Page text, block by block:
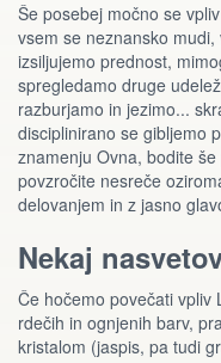
Še posebej močno se
vsem se neznansko
izsiljujemo prednost,
spregledamo druge
razburjamo in jezimo...
disciplinirano se gibljemo
znamenju Ovna, bodite
povzročite nesreče
delovanjem in z jasno
Nekaj
Če hočemo povečati vpliv
rdečih in ognjenih barv,
kristalom (jaspis, pa tudi